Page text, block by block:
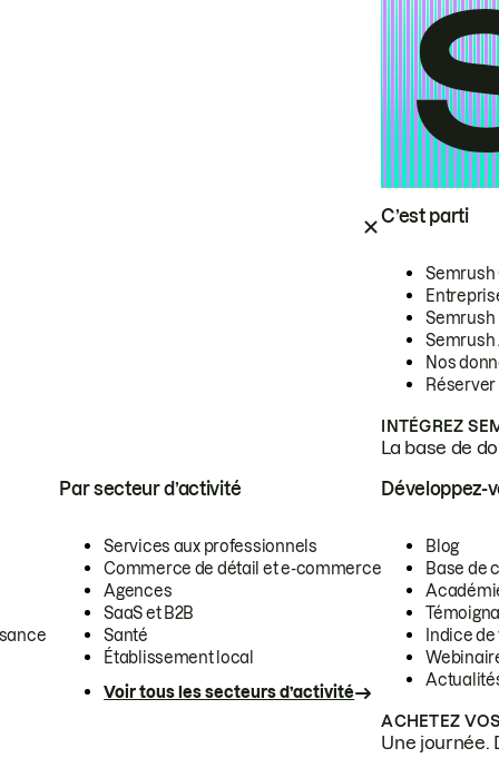
C’est parti
Semrush
Semrush
Semrush
Nos
INTÉGREZ
La base de
Par secteur d’activité
Services aux professionnels
Commerce de détail et e-commerce
Agences
SaaS et B2B
Santé
Établissement local
Voir tous les secteurs d’activité
Développez-
Blog
Base de
Indice
ACHETEZ
Une journée.